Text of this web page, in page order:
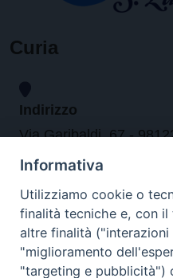
Curia
Indirizzo
Via Garibaldi, 67 -
Orari
da lunedi al venerdi
Contatti
Informativa
Utilizziamo cookie o
finalità tecniche e, con il
altre finalità
"miglioramento
"targeting e pubblicità")